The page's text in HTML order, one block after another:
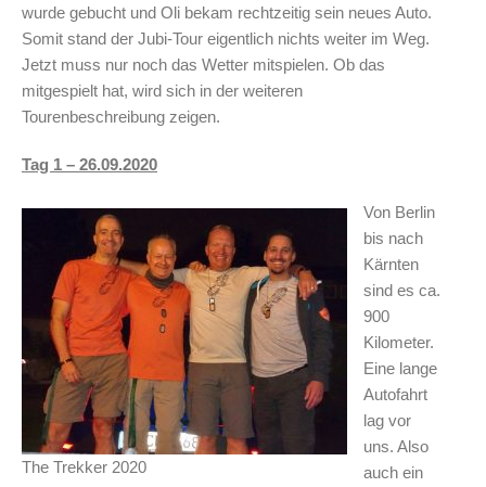
wurde gebucht und Oli bekam rechtzeitig sein neues Auto.
Somit stand der Jubi-Tour eigentlich nichts weiter im Weg.
Jetzt muss nur noch das Wetter mitspielen. Ob das
mitgespielt hat, wird sich in der weiteren
Tourenbeschreibung zeigen.
Tag 1 – 26.09.2020
The Trekker 2020
Von Berlin
bis nach
Kärnten
sind es ca.
900
Kilometer.
Eine lange
Autofahrt
lag vor
uns. Also
auch ein